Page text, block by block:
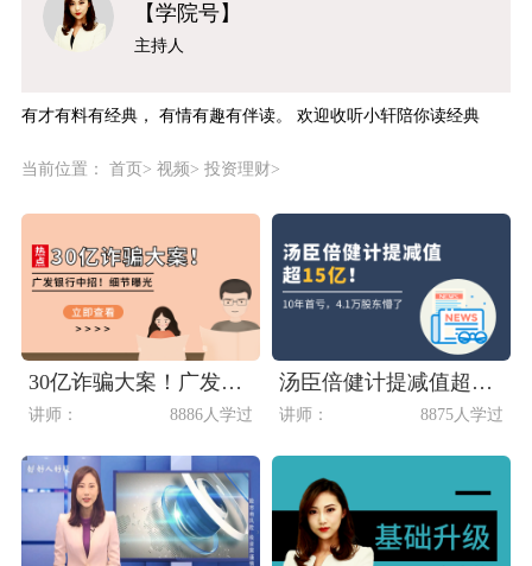
【学院号】
主持人
有才有料有经典， 有情有趣有伴读。 欢迎收听小轩陪你读经典
当前位置： 首页> 视频> 投资理财>
30亿诈骗大案！广发银行中招！细节曝光
讲师： 8886人学过
汤臣倍健计提减值超15亿！10年首亏，4.1万股东懵了
讲师： 8875人学过